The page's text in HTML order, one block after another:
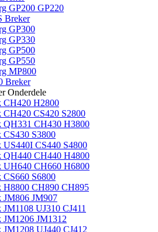
GP200 GP220
Breker
GP300
GP330
GP500
GP550
MP800
Breker
Onderdele
CH420 H2800
CH420 CS420 S2800
QH331 CH430 H3800
CS430 S3800
US440I CS440 S4800
QH440 CH440 H4800
UH640 CH660 H6800
CS660 S6800
H8800 CH890 CH895
JM806 JM907
JM1108 UJ310 CJ411
JM1206 JM1312
JM1208 UJ440 CJ412